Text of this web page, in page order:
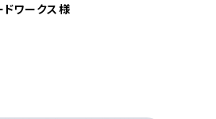
ワークス様